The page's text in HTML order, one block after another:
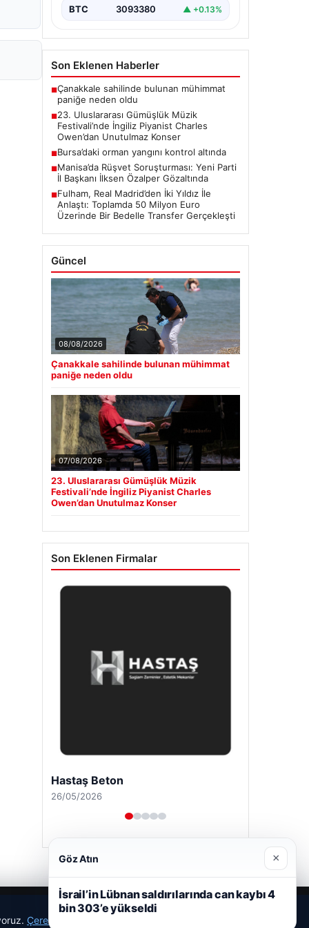
sanatseverleri büyülemeye…
BTC 3093380 ▲ +0.13%
Son Eklenen Haberler
■Çanakkale sahilinde bulunan mühimmat
paniğe neden oldu
■23. Uluslararası Gümüşlük Müzik
Festivali’nde İngiliz Piyanist Charles
Owen’dan Unutulmaz Konser
■Bursa’daki orman yangını kontrol altında
■Manisa’da Rüşvet Soruşturması: Yeni Parti
İl Başkanı İlksen Özalper Gözaltında
■Fulham, Real Madrid’den İki Yıldız İle
Anlaştı: Toplamda 50 Milyon Euro
Üzerinde Bir Bedelle Transfer Gerçekleşti
Güncel
08/08/2026
Çanakkale sahilinde bulunan mühimmat
paniğe neden oldu
07/08/2026
23. Uluslararası Gümüşlük Müzik
Festivali’nde İngiliz Piyanist Charles
Owen’dan Unutulmaz Konser
Son Eklenen Firmalar
Hastaş Beton
26/05/2026
Çerez Politikamız
Göz Atın ×
İsrail’in Lübnan saldırılarında can kaybı 4
bin 303’e yükseldi